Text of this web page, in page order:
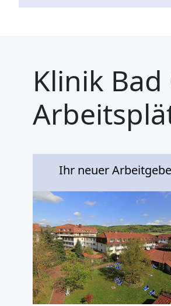
Klinik
Ihr neuer